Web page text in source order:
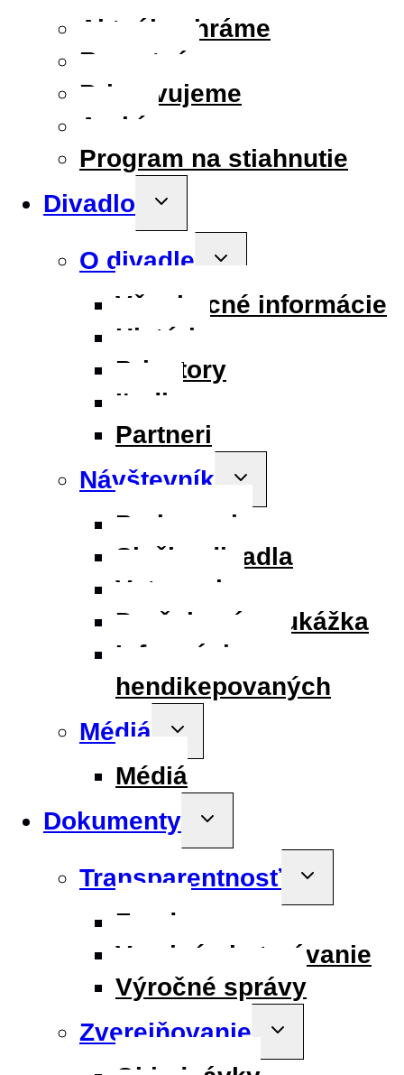
Aktuálne hráme
Repertoár
Pripravujeme
Archív
Program na stiahnutie
Divadlo
Toggle
menu
O divadle
Toggle
Všeobecné informácie
História
Priestory
Ľudia
Partneri
Návštevník
Toggle
menu
Parkovanie
Služby divadla
Vstupenky
Darčeková poukážka
Informácie pre
hendikepovaných
Médiá
Toggle
menu
Médiá
Dokumenty
Toggle
menu
Transparentnosť
Toggle
menu
Fondy
Verejné obstarávanie
Výročné správy
Zverejňovanie
Toggle
menu